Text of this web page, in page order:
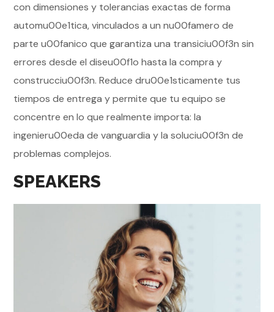
con dimensiones y tolerancias exactas de forma
automu00e1tica, vinculados a un nu00famero de
parte u00fanico que garantiza una transiciu00f3n sin
errores desde el diseu00f1o hasta la compra y
construcciu00f3n. Reduce dru00e1sticamente tus
tiempos de entrega y permite que tu equipo se
concentre en lo que realmente importa: la
ingenieru00eda de vanguardia y la soluciu00f3n de
problemas complejos.
SPEAKERS